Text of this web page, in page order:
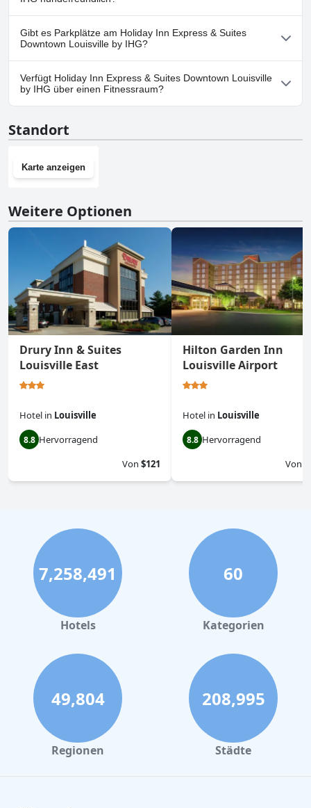
Nein, Holiday Inn Express & Suites Downtown Louisville by IHG
erlaubt keine Hunde.
Gibt es Parkplätze am Holiday Inn Express & Suites
Downtown Louisville by IHG?
Ja, Parkmöglichkeiten sind im Holiday Inn Express & Suites
Downtown Louisville by IHG vorhanden.
Verfügt Holiday Inn Express & Suites Downtown Louisville
by IHG über einen Fitnessraum?
einen Fitnessraum.
Standort
Karte anzeigen
Weitere Optionen
Drury Inn & Suites
Louisville East
Hotel in Louisville
8.8 Hervorragend
Von $121
Hilton Garden Inn
Louisville Airport
Hotel in Louisville
8.8 Hervorragend
Von
7,258,491
Hotels
60
Kategorien
49,804
Regionen
208,995
Städte